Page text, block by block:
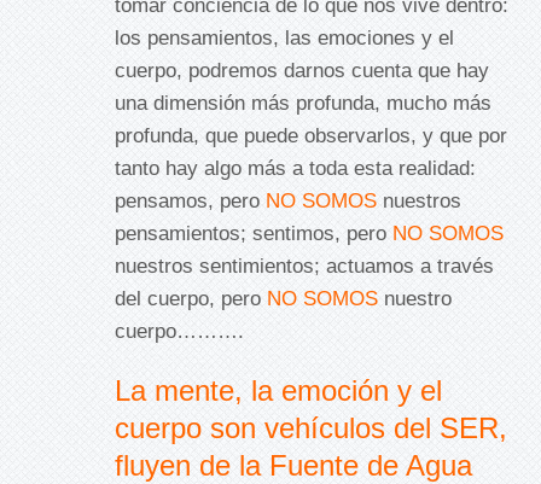
tomar conciencia de lo que nos vive dentro:
los pensamientos, las emociones y el
cuerpo, podremos darnos cuenta que hay
una dimensión más pro­funda, mucho más
profunda, que puede observarlos, y que por
tanto hay algo más a toda esta realidad:
pensamos, pero NO SOMOS nuestros
pensamientos; sentimos, pero NO SOMOS
nuestros sentimientos; actuamos a través
del cuerpo, pero NO SOMOS nuestro
cuerpo……….
La mente, la emoción y el
cuerpo son vehículos del SER,
fluyen de la Fuente de Agua